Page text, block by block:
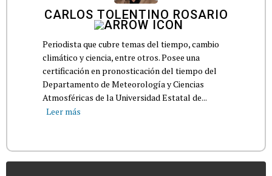
CARLOS TOLENTINO ROSARIO
Periodista que cubre temas del tiempo, cambio
climático y ciencia, entre otros. Posee una
certificación en pronosticación del tiempo del
Departamento de Meteorología y Ciencias
Atmosféricas de la Universidad Estatal de...
Leer más